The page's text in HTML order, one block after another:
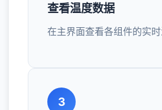
查看温度数据
在主界面查看各组件的实
3